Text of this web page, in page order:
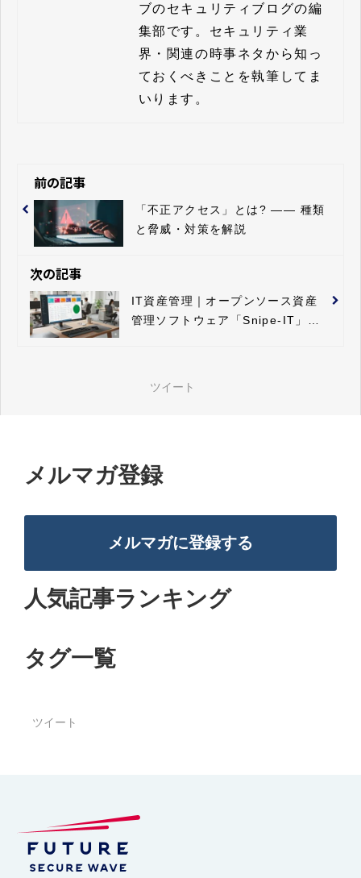
ブのセキュリティブログの編
集部です。セキュリティ業
界・関連の時事ネタから知っ
ておくべきことを執筆してま
いります。
前の記事
「不正アクセス」とは? ―― 種類
と脅威・対策を解説
次の記事
IT資産管理｜オープンソース資産
管理ソフトウェア「Snipe-IT」を
ツイート
メルマガ登録
メルマガに登録する
人気記事ランキング
タグ一覧
ツイート